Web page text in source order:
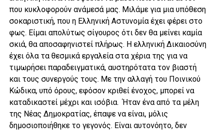
που κυκλοφορούν ανάμεσά μας. Μιλάμε για μια υπόθεση
σοκαριστική, που η Ελληνική Αστυνομία έχει φέρει στο
φως. Είμαι απολύτως σίγουρος ότι δεν θα μείνει καμία
σκιά, θα αποσαφηνιστεί πλήρως. Η ελληνική Δικαιοσύνη
έχει όλα τα θεσμικά εργαλεία στα χέρια της για να
τιμωρήσει παραδειγματικά, αυστηρότατα τον βιαστή
και τους συνεργούς τους. Με την αλλαγή του Ποινικού
Κώδικα, υπό όρους, εφόσον κριθεί ένοχος, μπορεί να
καταδικαστεί μέχρι και ισόβια. Ήταν ένα από τα μέλη
της Νέας Δημοκρατίας, έπαψε να είναι, μόλις
δημοσιοποιήθηκε το γεγονός. Είναι αυτονόητο, δεν